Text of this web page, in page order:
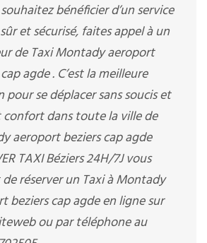
bénéficier d’un service
et sécurisé, faites appel à un
de Taxi Montady aeroport
agde . C’est la meilleure
pour se déplacer sans soucis et
dans toute la ville de
aeroport beziers cap agde
TAXI Béziers 24H/7J vous
réserver un Taxi à Montady
beziers cap agde en ligne sur
ou par téléphone au